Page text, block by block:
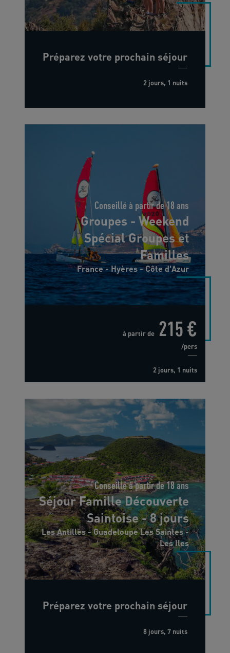
Préparez votre prochain séjour
2 jours, 1 nuits
Conseillé à partir de 18 ans
Groupes - Weekend
Spécial Groupes et
Familles
France - Hyères - Côte d'Azur
à partir de 215 €
/pers
2 jours, 1 nuits
Conseillé à partir de 18 ans
Séjour Famille Découverte
Saintoise - 8 jours
Les Antilles - Guadeloupe Les Saintes -
Les Iles
Préparez votre prochain séjour
8 jours, 7 nuits